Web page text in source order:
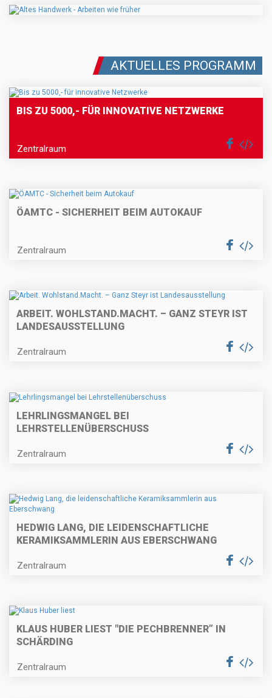
AKTUELLES PROGRAMM
BIS ZU 5000,- FÜR INNOVATIVE NETZWERKE
Zentralraum
ÖAMTC - SICHERHEIT BEIM AUTOKAUF
Zentralraum
ARBEIT. WOHLSTAND.MACHT. – GANZ STEYR IST
LANDESAUSSTELLUNG
Zentralraum
LEHRLINGSMANGEL BEI
LEHRSTELLENÜBERSCHUSS
Zentralraum
HEDWIG LANG, DIE LEIDENSCHAFTLICHE
KERAMIKSAMMLERIN AUS EBERSCHWANG
Zentralraum
KLAUS HUBER LIEST "DIE PECHBRENNER” IN
SCHÄRDING
Zentralraum